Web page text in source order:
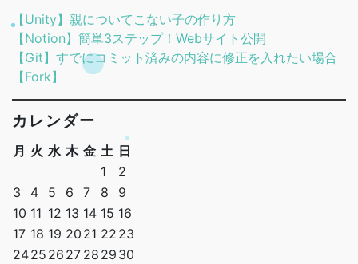
【Unity】親についてこない子の作り方
【Notion】簡単3ステップ！Webサイト公開
【Git】すでにコミット済みの内容に修正を入れたい場合
【Fork】
カレンダー
月 火 水 木 金 土 日
1
2
3
4 5 6 7 8
9
10 11 12 13 14 15 16
17 18 19 20 21 22 23
2425 26 27 28 29 30